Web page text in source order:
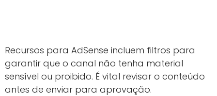
Recursos para AdSense incluem filtros para
garantir que o canal não tenha material
sensível ou proibido. É vital revisar o conteúdo
antes de enviar para aprovação.